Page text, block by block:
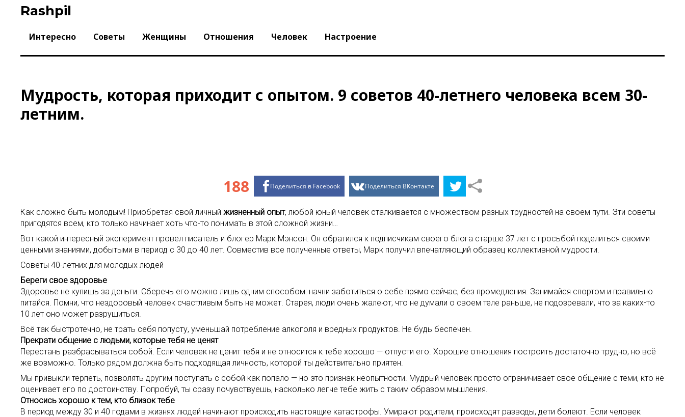
Rashpil
Интересно Советы Женщины Отношения Человек Настроение
Мудрость, которая приходит с опытом. 9 советов 40-летнего человека всем 30-
летним.
188 Поделиться в Facebook Поделиться ВКонтакте
Как сложно быть молодым! Приобретая свой личный жизненный опыт, любой юный человек сталкивается с множеством разных трудностей на своем пути. Эти советы
пригодятся всем, кто только начинает хоть что-то понимать в этой сложной жизни…
Вот какой интересный эксперимент провел писатель и блогер Марк Мэнсон. Он обратился к подписчикам своего блога старше 37 лет с просьбой поделиться своими
ценными знаниями, добытыми в период с 30 до 40 лет. Совместив все полученные ответы, Марк получил впечатляющий образец коллективной мудрости.
Советы 40-летних для молодых людей
Береги свое здоровье
Здоровье не купишь за деньги. Сберечь его можно лишь одним способом: начни заботиться о себе прямо сейчас, без промедления. Занимайся спортом и правильно
питайся. Помни, что нездоровый человек счастливым быть не может. Старея, люди очень жалеют, что не думали о своем теле раньше, не подозревали, что за каких-то
10 лет оно может разрушиться.
Всё так быстротечно, не трать себя попусту, уменьшай потребление алкоголя и вредных продуктов. Не будь беспечен.
Прекрати общение с людьми, которые тебя не ценят
Перестань разбрасываться собой. Если человек не ценит тебя и не относится к тебе хорошо — отпусти его. Хорошие отношения построить достаточно трудно, но всё
же возможно. Только рядом должна быть подходящая личность, которой ты действительно приятен.
Мы привыкли терпеть, позволять другим поступать с собой как попало — но это признак неопытности. Мудрый человек просто ограничивает свое общение с теми, кто не
оценивает его по достоинству. Попробуй, ты сразу почувствуешь, насколько легче тебе жить с таким образом мышления.
Относись хорошо к тем, кто близок тебе
В период между 30 и 40 годами в жизнях людей начинают происходить настоящие катастрофы. Умирают родители, происходят разводы, дети болеют. Если человек